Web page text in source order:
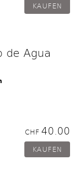
de Agua
CHF 40.00